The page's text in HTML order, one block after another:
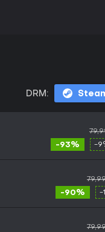
DRM:
-93% -
-90% -